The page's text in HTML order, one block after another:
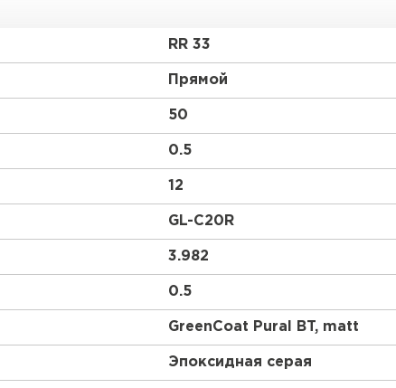
RR 33
Прямой
50
0.5
12
GL-С20R
3.982
0.5
GreenCoat Pural BT, matt
Эпоксидная серая